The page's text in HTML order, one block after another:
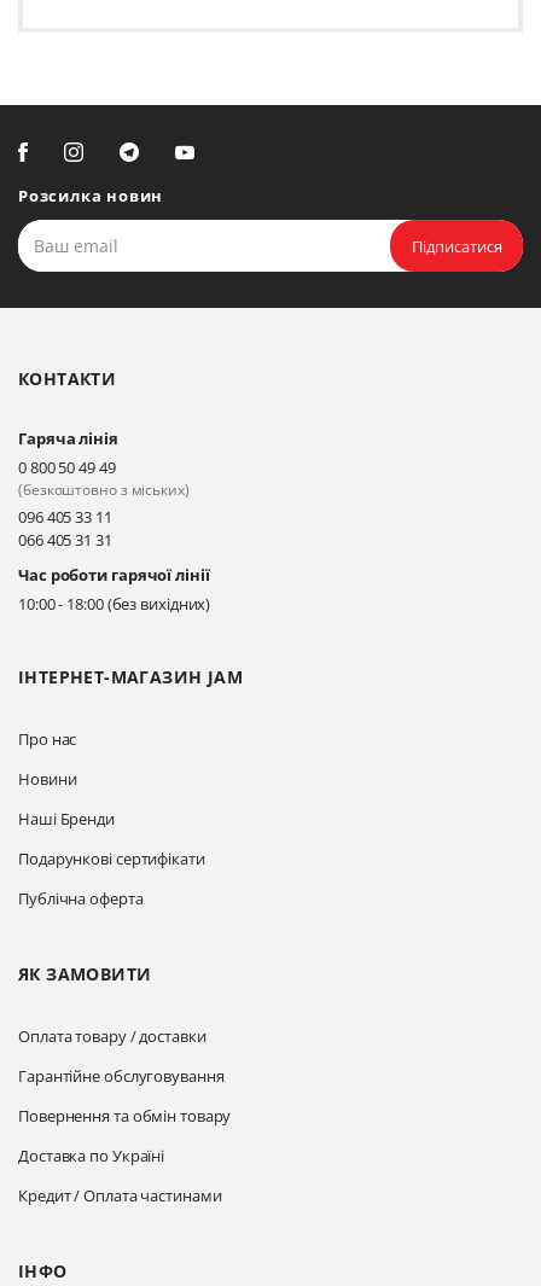
Розсилка новин
Підписатися
ІНТЕРНЕТ-МАГАЗИН JAM
Про нас
Новини
Наші Бренди
Подарункові сертифікати
Публічна оферта
ЯК ЗАМОВИТИ
Оплата товару / доставки
Гарантійне обслуговування
Повернення та обмін товару
Доставка по Україні
Кредит / Оплата частинами
ІНФО
КОНТАКТИ
Гаряча лінія
0 800 50 49 49
(безкоштовно з міських)
096 405 33 11
066 405 31 31
Час роботи гарячої лінії
10:00 - 18:00 (без вихідних)